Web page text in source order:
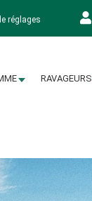
réglages
RAVAGEURS